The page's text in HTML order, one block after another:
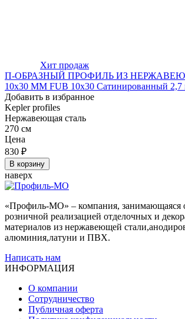
Хит продаж
П-ОБРАЗНЫЙ ПРОФИЛЬ ИЗ
10x30 ММ FUB 10x30 Сатинированный 2,7
Добавить в избранное
Kepler profiles
Нержавеющая сталь
270 см
Цена
830 ₽
В корзину
наверх
«Профиль-МО» – компания, занимающаяся
розничной реализацией отделочных и
материалов из нержавеющей
алюминия,латуни и ПВХ.
Написать нам
ИНФОРМАЦИЯ
О компании
Сотрудничество
Публичная оферта